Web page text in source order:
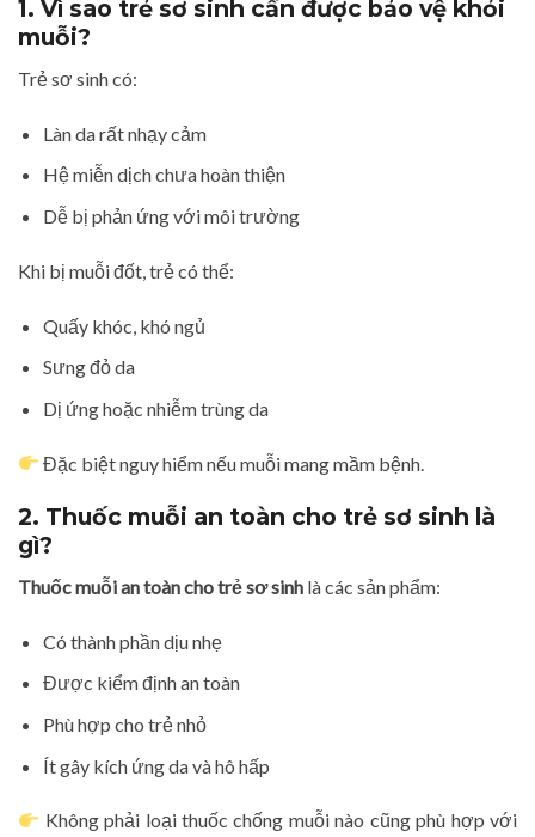
1. Vì sao trẻ sơ sinh cần được bảo vệ khỏi
muỗi?
Trẻ sơ sinh có:
Làn da rất nhạy cảm
Hệ miễn dịch chưa hoàn thiện
Dễ bị phản ứng với môi trường
Khi bị muỗi đốt, trẻ có thể:
Quấy khóc, khó ngủ
Sưng đỏ da
Dị ứng hoặc nhiễm trùng da
Đặc biệt nguy hiểm nếu muỗi mang mầm bệnh.
2. Thuốc muỗi an toàn cho trẻ sơ sinh là
gì?
Thuốc muỗi an toàn cho trẻ sơ sinh là các sản phẩm:
Có thành phần dịu nhẹ
Được kiểm định an toàn
Phù hợp cho trẻ nhỏ
Ít gây kích ứng da và hô hấp
Không phải loại thuốc chống muỗi nào cũng phù hợp với